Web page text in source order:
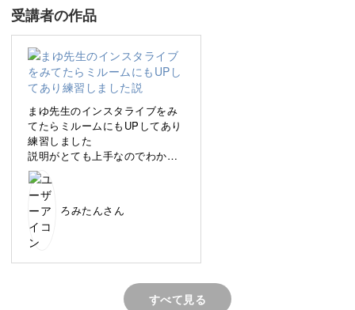
マグネットジェル。
今回のアートは、そんなマグネットジェルとカラージェル
を使ってバイカラーに仕上げます。
配色の決め方からセンターラインの整え方、全体のバッフ
ィングのポイントまで、美しく仕上げるコツをひとつずつ
レクチャーしていきます。
また、シルクジェルでタイトなラインを入れるときのコツ
受講者の作品
まゆ先生のインスタライブをみ
てたらミルームにもUPしてあり
練習しました
説明がとても上手なのでわから
やすく綺麗にできました
ろみたんさん
すべて見る